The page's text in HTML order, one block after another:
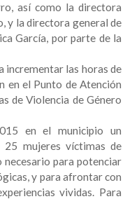
así como la directora
y la directora general de
García, por parte de la
incrementar las horas de
en el Punto de Atención
de Violencia de Género
en el municipio un
mujeres víctimas de
para potenciar
y para afrontar con
vividas. Para